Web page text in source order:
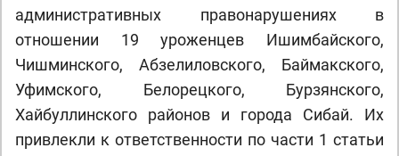
административных правонарушениях в
отношении 19 уроженцев Ишимбайского,
Чишминского, Абзелиловского, Баймакского,
Уфимского, Белорецкого, Бурзянского,
Хайбуллинского районов и города Сибай. Их
привлекли к ответственности по части 1 статьи